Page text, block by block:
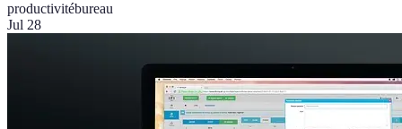
productivitébureau
Jul 28